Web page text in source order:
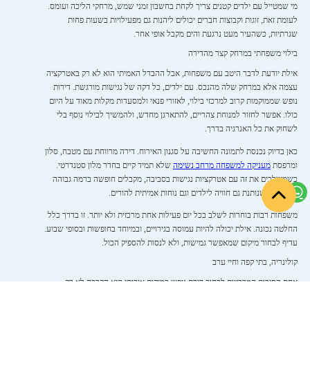
מי שמטייל עם ילדים קטנים צריך לקחת בחשבון זמני שמש, מרחקי הליכה ועומס.
לעומת זאת, זוגות וקבוצות חברים יכולים ליהנות גם מפעילויות בשעות פחות
שגרתיות, כשהעיר מעט נרגעת והים מקבל אופי אחר.
בילוי משפחתי במרחק קצר מהדירה
אילת יודעת לדבר היטב עם משפחות, אבל ההבדל האמיתי הוא לא רק באטרקציה
עצמה אלא במרחק שלה מהנכס. עם ילדים, כל דקה של נגישות מורגשת. דירות
נופש שממוקמות קרוב למרכזי בילוי, לאזורי פנאי ולמסעדות מקלות מאוד על היום
כולו. אפשר לחזור למנוחת צהריים, להתארגן מחדש, ולהמשיך לבילוי נוסף בלי
לשחוק את כל האנרגיה בדרך.
כאן בדיוק נכנסת לתמונה החשיבה על סגנון האירוח. דירה מרווחת עם מטבח, סלון
ומרפסתמעניקה למשפחה מרחב נשימה שלא תמיד קיים בחדר מלון סטנדרטי.
כשמשלבים את זה עם אטרקציות נגישות בסביבה, מקבלים חופשה ברמה גבוהה
יותר – כזו שנותנת גם חוויה לילדים וגם נוחות אמיתית להורים.
משפחות רבות בוחרות לשלב בכל יום פעילות אחת מרכזית ולא יותר. זו בדרך כלל
החלטה נכונה. אילת יכולה להיות עמוסה בגירויים, ובמיוחד בחופשות ובסופי שבוע.
עדיף לבחור מיקום שמאפשר גמישות, ולא לנסות להספיק הכול.
קולינריה, בתי קפה וחיי ערב
אחת הסיבות המרכזיות לבחור דירת נופש במיקום איכותי היא הקרבה לא רק